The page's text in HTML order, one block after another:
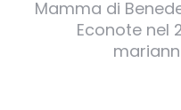
Mamma di
Econote nel